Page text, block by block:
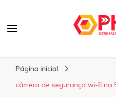
Página inicial
câmera de segurança wi-fi na